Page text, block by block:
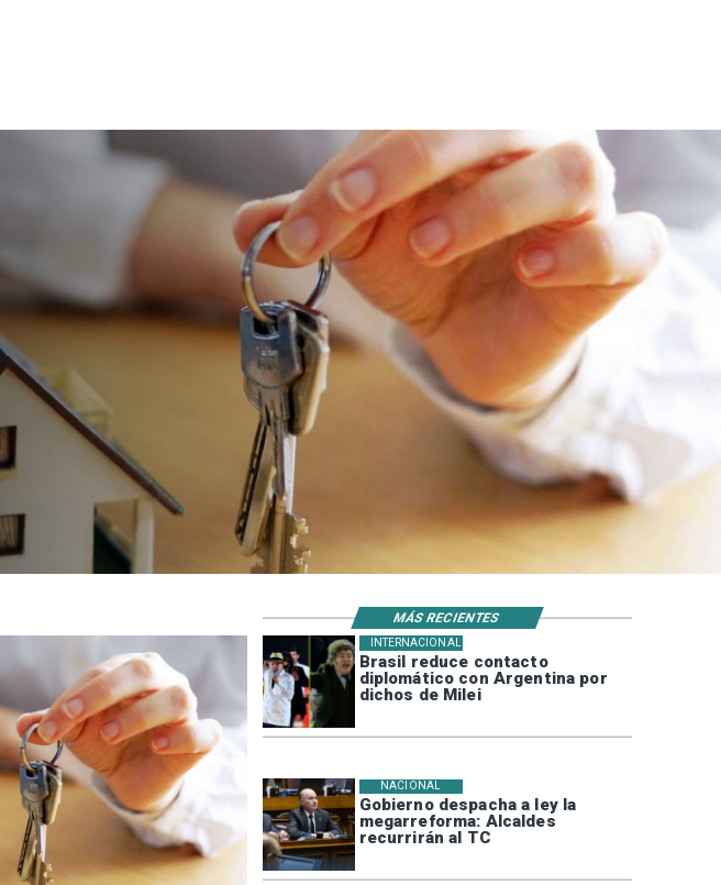
Brasil reduce contacto
diplomático con Argentina por
dichos de Milei
INTERNACIONAL
Gobierno despacha a ley la
megarreforma: Alcaldes
recurrirán al TC
NACIONAL
MÁS RECIENTES